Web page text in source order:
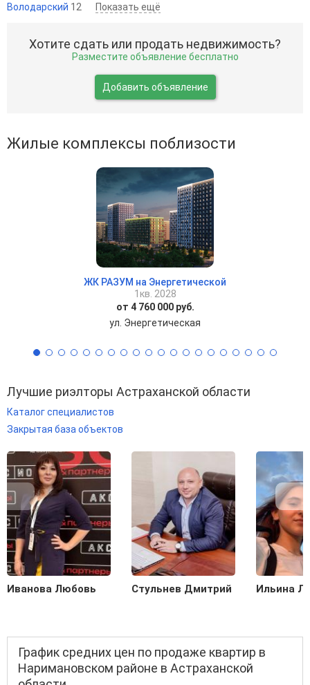
Володарский 12 Показать ещё
Хотите сдать или продать недвижимость?
Разместите объявление бесплатно
Добавить объявление
Жилые комплексы поблизости
ЖК РАЗУМ на Энергетической
1кв. 2028
от 4 760 000 руб.
ул. Энергетическая
Лучшие риэлторы Астраханской области
Каталог специалистов
Закрытая база объектов
Иванова Любовь Стульнев Дмитрий Ильина
График средних цен по продаже квартир в
Наримановском районе в Астраханской